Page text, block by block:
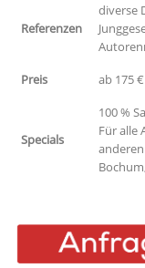
Referenzen
diverse
Preis
ab 175 €
Specials
100 %
Für alle